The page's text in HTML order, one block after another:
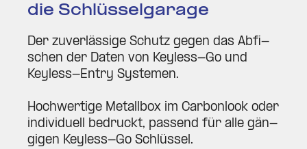
die Schlüs­sel­garage
Der zuver­lässige Schutz gegen das Abfi­
schen der Daten von Keyless-Go und
Keyless-Entry Sys­temen.
Hoch­wertige Metallbox im Car­bonlook oder
indi­vi­duell bedruckt, passend für alle gän­
gigen Keyless-Go Schlüssel.